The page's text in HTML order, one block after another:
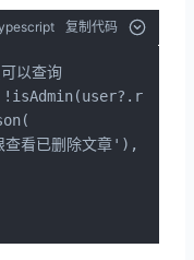
复制代码
以查询
看已删除文章'),